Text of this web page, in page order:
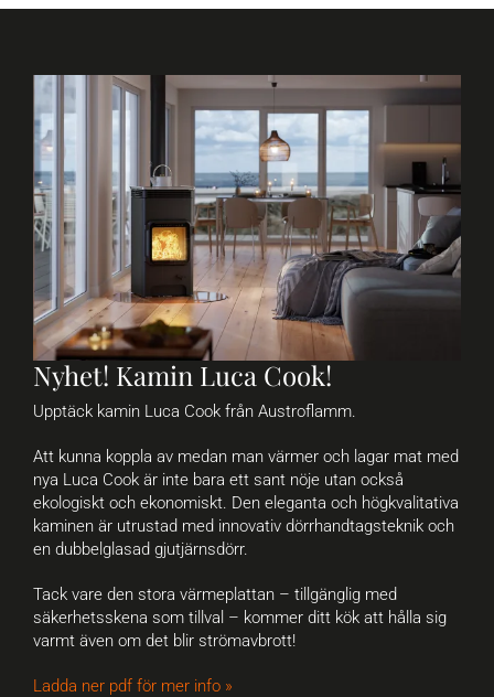
Nyhet! Kamin Luca Cook!
Upptäck kamin Luca Cook från Austroflamm.
Att kunna koppla av medan man värmer och lagar mat med
nya Luca Cook är inte bara ett sant nöje utan också
ekologiskt och ekonomiskt. Den eleganta och högkvalitativa
kaminen är utrustad med innovativ dörrhandtagsteknik och
en dubbelglasad gjutjärnsdörr.
Tack vare den stora värmeplattan – tillgänglig med
säkerhetsskena som tillval – kommer ditt kök att hålla sig
varmt även om det blir strömavbrott!
Ladda ner pdf för mer info »